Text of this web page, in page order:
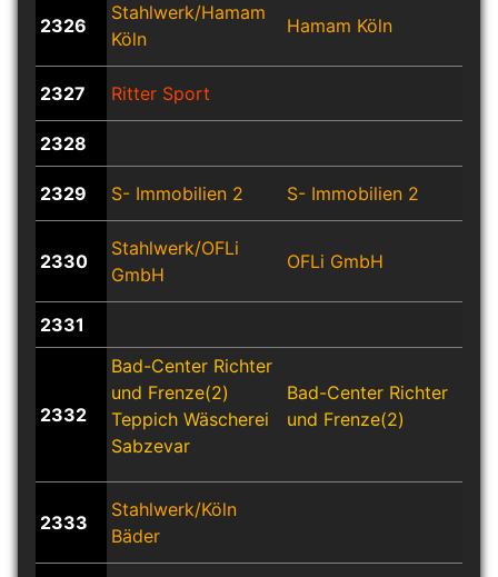
2326
Stahlwerk/Hamam
Köln
Hamam Köln
2327 Ritter Sport
2328
2329 S- Immobilien 2 S- Immobilien 2
2330
Stahlwerk/OFLi
GmbH
OFLi GmbH
2331
2332
Bad-Center Richter
und Frenze(2)
Teppich Wäscherei
Sabzevar
Bad-Center Richter
und Frenze(2)
2333
Stahlwerk/Köln
Bäder